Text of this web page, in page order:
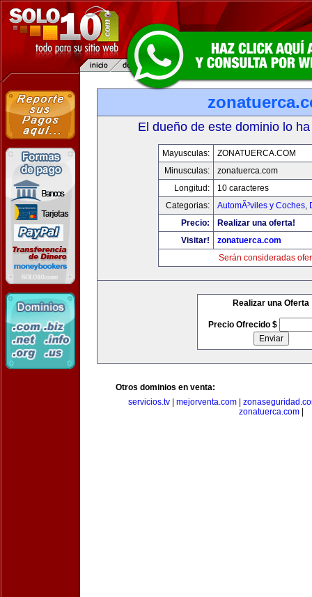
El dueño de este dominio lo
Mayusculas:
ZONATUERCA.COM
Minusculas:
zonatuerca.com
Longitud:
10 caracteres
Categorias:
AutomÃ³viles y Coches,
Precio:
Realizar una oferta!
Visitar!
zonatuerca.com
Serán consideradas
Realizar una Oferta
Precio Ofrecido $
Otros dominios en venta:
servicios.tv| mejorventa.com|
zonatuerca.com|